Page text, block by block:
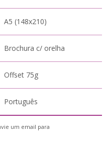
A5 (148x210)
Brochura c/ orelha
Offset 75g
Português
um email para